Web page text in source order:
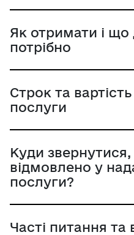
Як отримати і що
потрібно
Строк та
послуги
Куди
відмовлено у
послуги?
Часті питання та